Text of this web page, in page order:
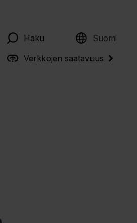
Haku Suomi
English
Verkkojen saatavuus